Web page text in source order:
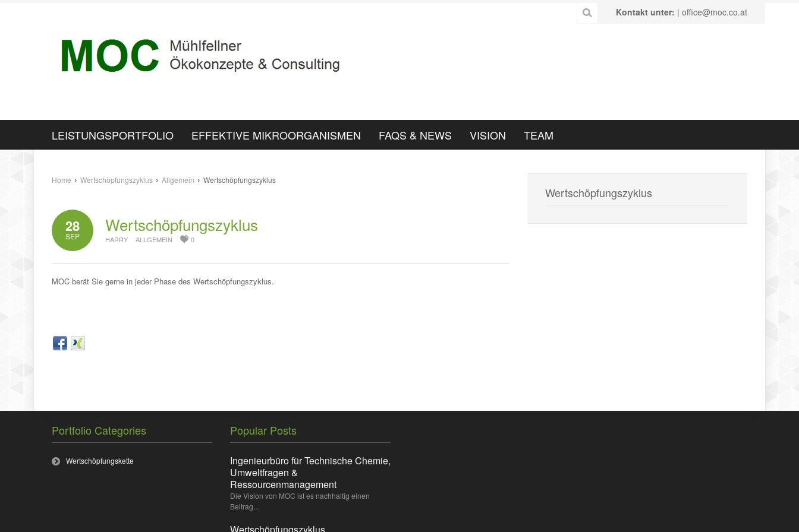
Kontakt unter: | office@moc.co.at
LEISTUNGSPORTFOLIO EFFEKTIVE MIKROORGANISMEN FAQS & NEWS VISION TEAM
Home › Wertschöpfungszyklus › Allgemein › Wertschöpfungszyklus
28
SEP
Wertschöpfungszyklus
HARRY ALLGEMEIN 0
MOC berät Sie gerne in jeder Phase des Wertschöpfungszyklus.
Wertschöpfungszyklus
Portfolio Categories
Wertschöpfungskette
Popular Posts
Ingenieurbüro für Technische Chemie,
Umweltfragen &
Ressourcenmanagement
Die Vision von MOC ist es nachhaltig einen
Beitrag...